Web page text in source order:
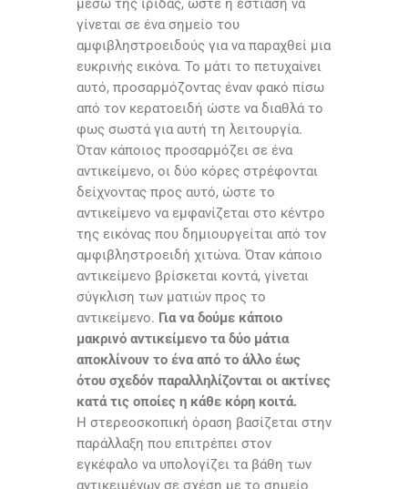
μέσω της ίριδας, ώστε η εστίαση να
γίνεται σε ένα σημείο του
αμφιβληστροειδούς για να παραχθεί μια
ευκρινής εικόνα. Το μάτι το πετυχαίνει
αυτό, προσαρμόζοντας έναν φακό πίσω
από τον κερατοειδή ώστε να διαθλά το
φως σωστά για αυτή τη λειτουργία.
Όταν κάποιος προσαρμόζει σε ένα
αντικείμενο, οι δύο κόρες στρέφονται
δείχνοντας προς αυτό, ώστε το
αντικείμενο να εμφανίζεται στο κέντρο
της εικόνας που δημιουργείται από τον
αμφιβληστροειδή χιτώνα. Όταν κάποιο
αντικείμενο βρίσκεται κοντά, γίνεται
σύγκλιση των ματιών προς το
αντικείμενο. Για να δούμε κάποιο
μακρινό αντικείμενο τα δύο μάτια
αποκλίνουν το ένα από το άλλο έως
ότου σχεδόν παραλληλίζονται οι ακτίνες
κατά τις οποίες η κάθε κόρη κοιτά.
Η στερεοσκοπική όραση βασίζεται στην
παράλλαξη που επιτρέπει στον
εγκέφαλο να υπολογίζει τα βάθη των
αντικειμένων σε σχέση με το σημείο